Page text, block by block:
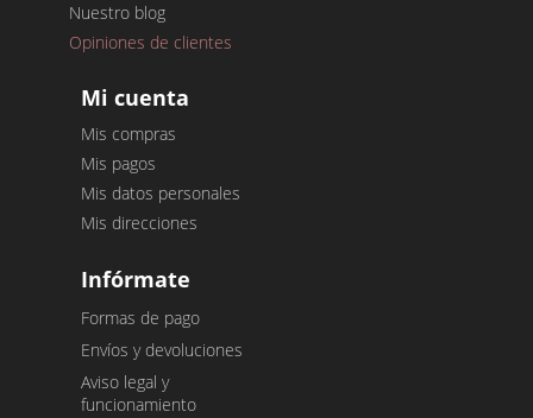
Nuestro blog
Opiniones de clientes
Mi cuenta
Mis compras
Mis pagos
Mis datos personales
Mis direcciones
Infórmate
Formas de pago
Envíos y devoluciones
Aviso legal y
funcionamiento